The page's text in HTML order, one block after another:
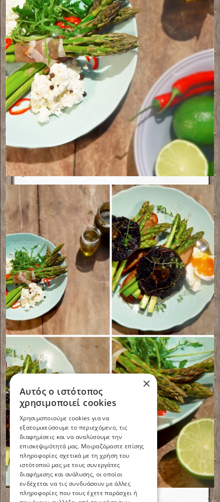
Συνταγές
Γενικά
Τα πιο δημοφιλή
Φθινοπωρινές Πίτες
×
Αυτός ο ιστότοπος
χρησιμοποιεί cookies
Χρησιμοποιούμε cookies για να
εξατομικεύσουμε το περιεχόμενο, τις
διαφημίσεις και να αναλύσουμε την
επισκεψιμότητά μας. Μοιραζόμαστε επίσης
πληροφορίες σχετικά με τη χρήση του
ιστότοπού μας με τους συνεργάτες
διαφήμισης και ανάλυσης, οι οποίοι
ενδέχεται να τις συνδυάσουν με άλλες
πληροφορίες που τους έχετε παράσχει ή